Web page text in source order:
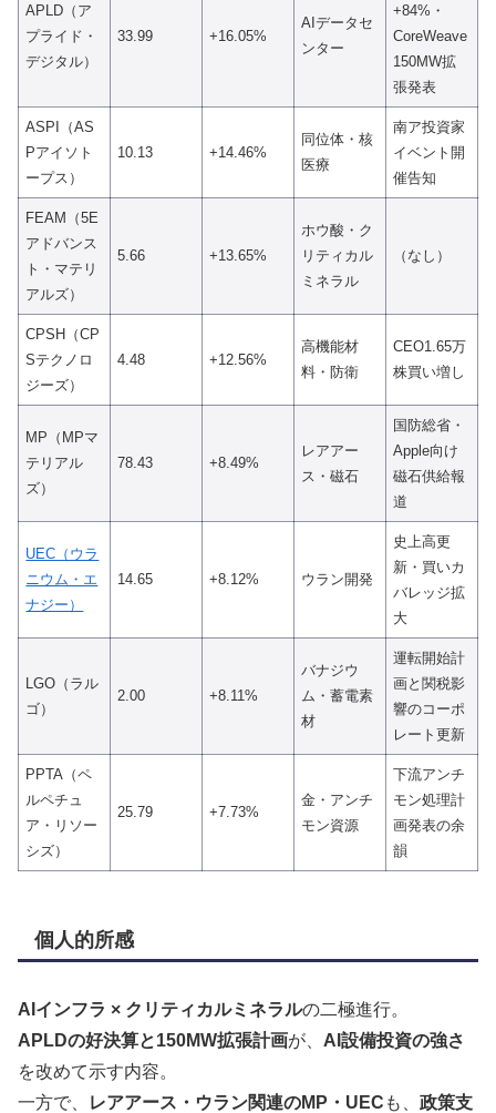
APLD（ア
プライド・
デジタル）
33.99 +16.05%
AIデータセ
ンター
+84%・
CoreWeave
150MW拡
張発表
ASPI（AS
Pアイソト
ープス）
10.13 +14.46%
同位体・核
医療
南ア投資家
イベント開
催告知
FEAM（5E
アドバンス
ト・マテリ
アルズ）
5.66 +13.65%
ホウ酸・ク
リティカル
ミネラル
（なし）
CPSH（CP
Sテクノロ
ジーズ）
4.48 +12.56%
高機能材
料・防衛
CEO1.65万
株買い増し
MP（MPマ
テリアル
ズ）
78.43 +8.49%
レアアー
ス・磁石
国防総省・
Apple向け
磁石供給報
道
UEC（ウラ
ニウム・エ
ナジー）
14.65 +8.12% ウラン開発
史上高更
新・買いカ
バレッジ拡
大
LGO（ラル
ゴ）
2.00 +8.11%
バナジウ
ム・蓄電素
材
運転開始計
画と関税影
響のコーポ
レート更新
PPTA（ペ
ルペチュ
ア・リソー
シズ）
25.79 +7.73%
金・アンチ
モン資源
下流アンチ
モン処理計
画発表の余
韻
個人的所感
AIインフラ × クリティカルミネラルの二極進行。
APLDの好決算と150MW拡張計画が、 AI設備投資の強さ
を改めて示す内容。
一方で、
レアアース・ウラン関連のMP・UEC も、 政策支